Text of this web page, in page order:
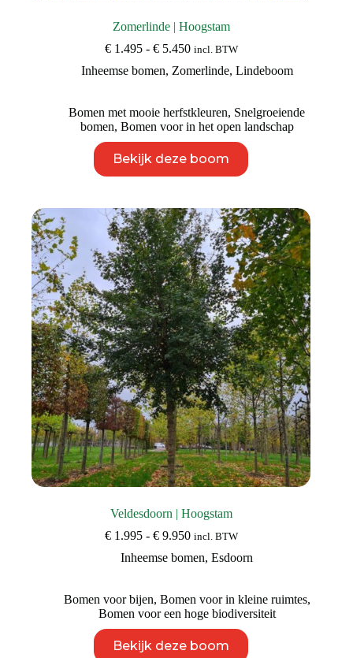
Zomerlinde | Hoogstam
€1.495 - €5.450Prijsklasse:
tot
incl. BTW
Inheemse bomen, Zomerlinde, Lindeboom
Bomen met mooie herfstkleuren, Snelgroeiende
bomen, Bomen voor in het open landschap
Bekijk deze boom
product
heeft
Deze
optie
kan
gekozen
worden
op
de
productpagina
Veldesdoorn | Hoogstam
€1.995 - €9.950Prijsklasse:
tot
incl. BTW
Inheemse bomen,Esdoorn
Bomen voor bijen, Bomen voor in kleine ruimtes,
Bomen voor een hoge biodiversiteit
Bekijk deze boom
product